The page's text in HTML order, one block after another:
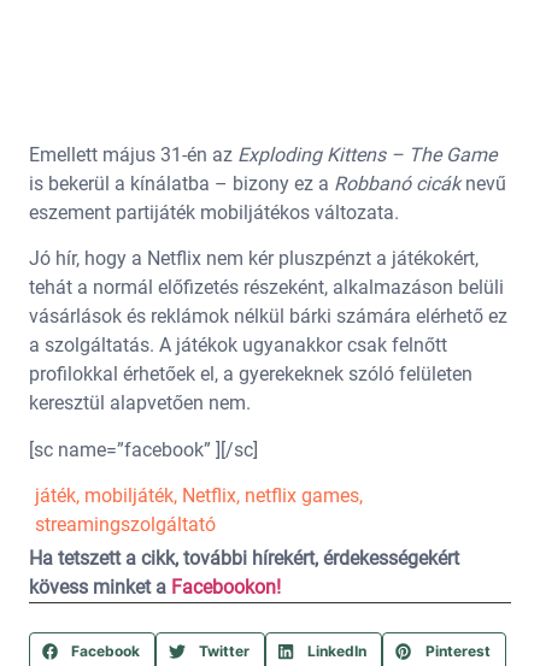
Emellett május 31-én az Exploding Kittens – The Game
is bekerül a kínálatba – bizony ez a Robbanó cicáknevű
eszement partijáték mobiljátékos változata.
Jó hír, hogy a Netflix nem kér pluszpénzt a játékokért,
tehát a normál előfizetés részeként, alkalmazáson belüli
vásárlások és reklámok nélkül bárki számára elérhető ez
a szolgáltatás. A játékok ugyanakkor csak felnőtt
profilokkal érhetőek el, a gyerekeknek szóló felületen
keresztül alapvetően nem.
[sc name=”facebook” ][/sc]
játék, mobiljáték, Netflix, netflix games,
streamingszolgáltató
Ha tetszett a cikk, további hírekért, érdekességekért
kövess minket a Facebookon!
Facebook Twitter LinkedIn Pinterest